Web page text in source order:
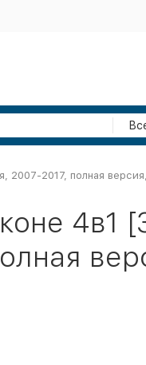
2007-2017, полная
4в1